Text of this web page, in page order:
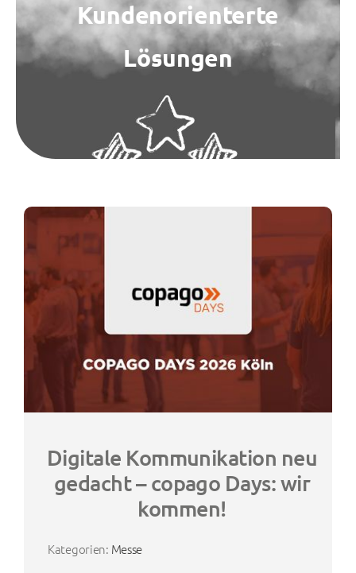
Kontakt
Kundenorienterte
Lösungen
Digitale Kommunikation neu
gedacht – copago Days: wir
kommen!
Kategorien: Messe